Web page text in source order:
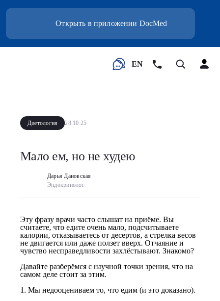
Открыть в приложении DocMed
EN
Диетология 28.10.25
Мало ем, но не худею
Дарья Дановская
Эндокринолог
Эту фразу врачи часто слышат на приёме. Вы
считаете, что едите очень мало, подсчитываете
калории, отказываетесь от десертов, а стрелка весов
не двигается или даже ползет вверх. Отчаяние и
чувство несправедливости захлёстывают. Знакомо?
Давайте разберёмся с научной точки зрения, что на
самом деле стоит за этим.
1. Мы недооцениваем то, что едим (и это доказано).